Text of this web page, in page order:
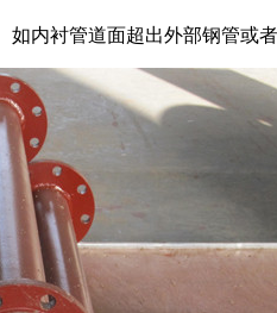
衬管道面超出外部钢管或者